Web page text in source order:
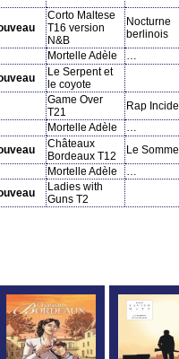
Corto Maltese
T16 version
N&B
Nocturne
berlinois
Mortelle Adèle
Le Serpent et
le coyote
Game Over
T21
Rap
Mortelle Adèle
Châteaux
Bordeaux T12
Le
Mortelle Adèle
Ladies with
Guns T2